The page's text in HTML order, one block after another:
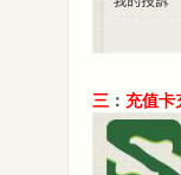
三 ： 充值卡